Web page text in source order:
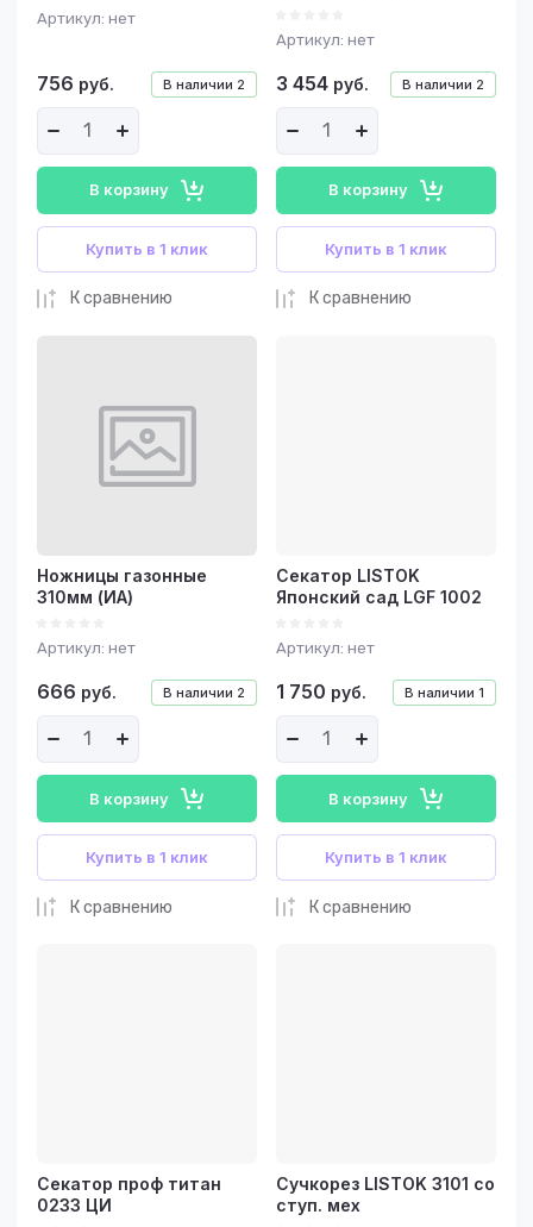
Артикул: нет
В наличии 2
756 руб.
В корзину
Купить в 1 клик
К сравнению
Артикул: нет
В наличии 2
3 454 руб.
В корзину
Купить в 1 клик
К сравнению
Ножницы газонные
310мм (ИА)
Артикул: нет
В наличии 2
666 руб.
В корзину
Купить в 1 клик
К сравнению
Секатор LISTOK
Японский сад LGF 1002
Артикул: нет
В наличии 1
1 750 руб.
В корзину
Купить в 1 клик
К сравнению
Секатор проф титан
0233 ЦИ
Сучкорез LISTOK 3101 со
ступ. мех